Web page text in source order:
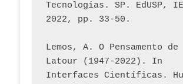
Tecnologias. SP. EdUSP,
2022, pp. 33-50.
Lemos, A. O Pensamento de
Latour (1947-2022). In
Interfaces Científicas.